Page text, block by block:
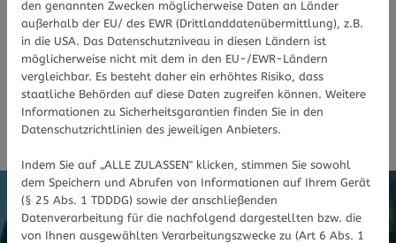
breiten Leistungsangebot
Nachfolgend sehen Sie eine Übersicht über
unsere Leistungen. Aber auch für Ihr ganz
individuelles Anliegen finden wir eine Lösung.
den genannten Zwecken möglicherweise Daten an Länder
außerhalb der EU/ des EWR (Drittlanddatenübermittlung), z.B.
in die USA. Das Datenschutzniveau in diesen Ländern ist
möglicherweise nicht mit dem in den EU-/EWR-Ländern
vergleichbar. Es besteht daher ein erhöhtes Risiko, dass
staatliche Behörden auf diese Daten zugreifen können. Weitere
Informationen zu Sicherheitsgarantien finden Sie in den
Datenschutzrichtlinien des jeweiligen Anbieters.
Indem Sie auf „ALLE ZULASSEN" klicken, stimmen Sie sowohl
dem Speichern und Abrufen von Informationen auf Ihrem Gerät
(§ 25 Abs. 1 TDDDG) sowie der anschließenden
Datenverarbeitung für die nachfolgend dargestellten bzw. die
von Ihnen ausgewählten Verarbeitungszwecke zu (Art 6 Abs. 1